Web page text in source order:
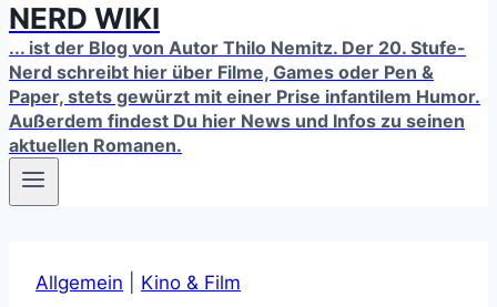
NERD WIKI
... ist der Blog von Autor Thilo Nemitz. Der 20. Stufe-
Nerd schreibt hier über Filme, Games oder Pen &
Paper, stets gewürzt mit einer Prise infantilem Humor.
Außerdem findest Du hier News und Infos zu seinen
aktuellen Romanen.
Allgemein Kino & Film